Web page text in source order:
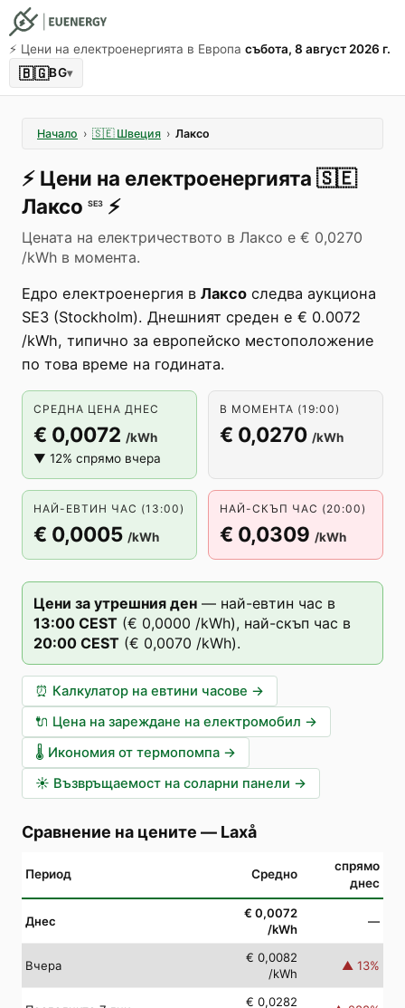
⚡️ Цени на електроенергията в Европа събота, 8 август 2026 г.
🇧🇬BG▾
Начало › 🇸🇪 Швеция › Лаксо
⚡️ Цени на електроенергията 🇸🇪
Лаксо SE3 ⚡️
Цената на електричеството в Лаксо е € 0,0270
/kWh в момента.
Едро електроенергия в Лаксо следва аукциона
SE3 (Stockholm). Днешният среден е € 0.0072
/kWh, типично за европейско местоположение
по това време на годината.
СРЕДНА ЦЕНА ДНЕС
€ 0,0072 /kWh
▼ 12% спрямо вчера
В МОМЕНТА (19:00)
€ 0,0270 /kWh
НАЙ-ЕВТИН ЧАС (13:00)
€ 0,0005 /kWh
НАЙ-СКЪП ЧАС (20:00)
€ 0,0309 /kWh
Цени за утрешния ден — най-евтин час в
13:00 CEST (€ 0,0000 /kWh), най-скъп час в
20:00 CEST (€ 0,0070 /kWh).
⏰ Калкулатор на евтини часове →
🔌 Цена на зареждане на електромобил →
🌡️ Икономия от термопомпа →
☀️ Възвръщаемост на соларни панели →
Сравнение на цените — Laxå
Период Средно
спрямо
днес
Днес
€ 0,0072
/kWh
—
Вчера
€ 0,0082
/kWh
▲ 13%
€ 0,0282